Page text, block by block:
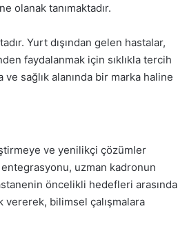
olanak tanımaktadır.
Yurt dışından gelen hastalar,
faydalanmak için sıklıkla tercih
sağlık alanında bir marka haline
ve yenilikçi çözümler
uzman kadronun
öncelikli hedefleri arasında
vererek, bilimsel çalışmalara